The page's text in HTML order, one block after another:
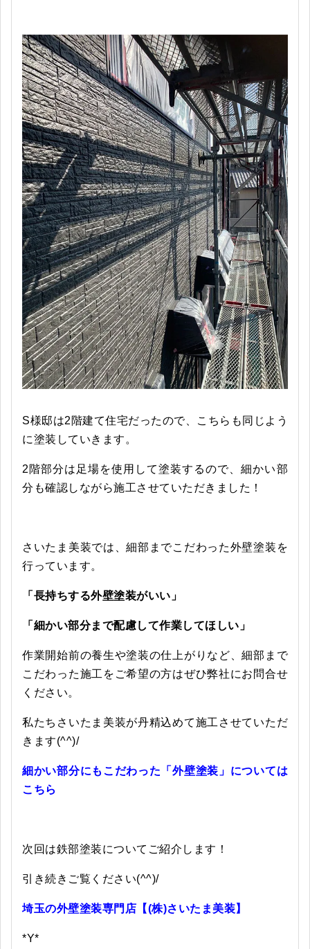
S様邸は2階建て住宅だったので、こちらも同じよう
に塗装していきます。
2階部分は足場を使用して塗装するので、細かい部
分も確認しながら施工させていただきました！
さいたま美装では、細部までこだわった外壁塗装を
行っています。
「長持ちする外壁塗装がいい」
「細かい部分まで配慮して作業してほしい」
作業開始前の養生や塗装の仕上がりなど、細部まで
こだわった施工をご希望の方はぜひ弊社にお問合せ
ください。
私たちさいたま美装が丹精込めて施工させていただ
きます(^^)/
細かい部分にもこだわった「外壁塗装」については
こちら
次回は鉄部塗装についてご紹介します！
引き続きご覧ください(^^)/
埼玉の外壁塗装専門店【(株)さいたま美装】
*Y*